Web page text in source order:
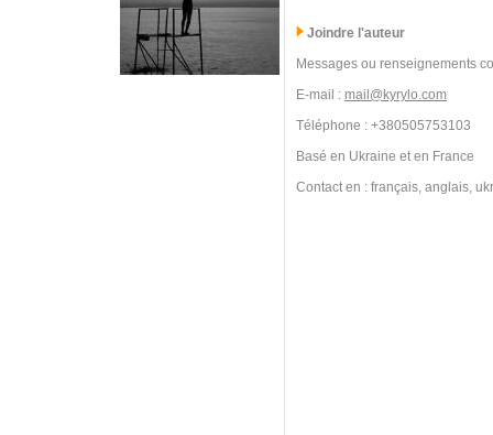
Joindre l'auteur
Messages ou renseignements
E-mail : mail@kyrylo.com
Téléphone : +380505753103
Basé en Ukraine et en France
Contact en : français, anglais,